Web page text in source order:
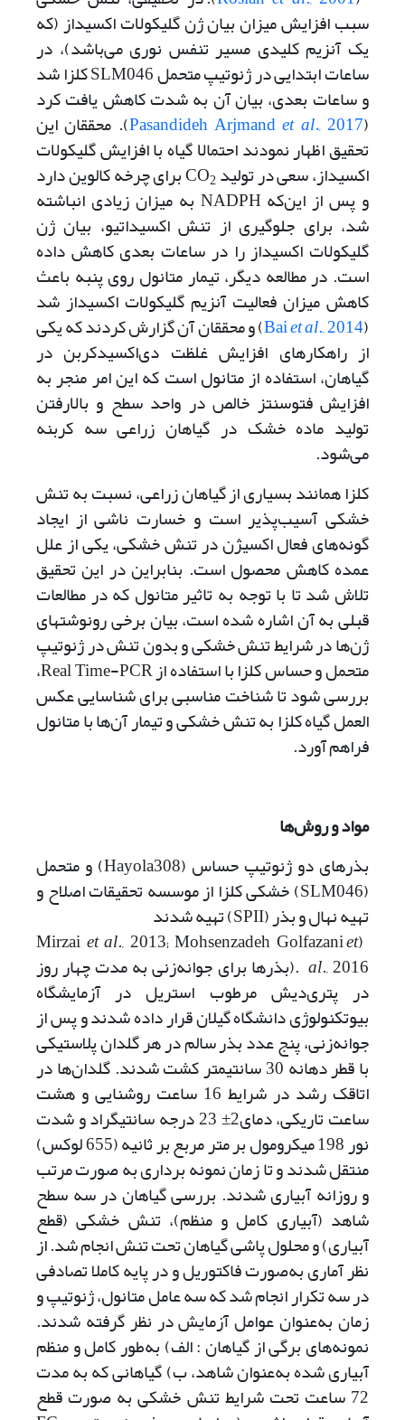
سبب افزایش میزان بیان ژن گلیکولات اکسیداز (که
یک آنزیم کلیدی مسیر تنفس نوری می‌باشد)، در
ساعات ابتدایی در ژنوتیپ متحمل SLM046 کلزا شد
و ساعات بعدی، بیان آن به شدت کاهش یافت کرد
(
Pasandideh Arjmandet al., 2017 ). محققان این
تحقیق اظهار نمودند احتمالا گیاه با افزایش گلیکولات
اکسیداز، سعی در تولید CO2 برای چرخه کالوین دارد
و پس از این‌که NADPH به میزان زیادی انباشته
شد، برای جلوگیری از تنش اکسیداتیو، بیان ژن
گلیکولات اکسیداز را در ساعات بعدی کاهش داده
است. در مطالعه دیگر، تیمار متانول روی پنبه باعث
کاهش میزان فعالیت آنزیم گلیکولات اکسیداز شد
(
Baiet al., 2014 ) و محققان آن گزارش کردند که یکی
از راهکارهای افزایش غلظت دی‌اکسیدکربن در
گیاهان، استفاده از متانول است که این امر منجر به
افزایش فتوسنتز خالص در واحد سطح و بالارفتن
تولید ماده‌ خشک در گیاهان زراعی سه کربنه
می‌شود.
کلزا همانند بسیاری از گیاهان زراعی، نسبت به تنش
خشکی آسیب‌پذیر است و خسارت ناشی از ایجاد
گونه‌های فعال اکسیژن در تنش خشکی، یکی از علل
عمده کاهش محصول است. بنابراین در این تحقیق
تلاش شد تا با توجه به تاثیر متانول که در مطالعات
قبلی به آن اشاره شده است، بیان برخی رونوشت­های
ژن‌ها در شرایط تنش خشکی و بدون تنش در ژنوتیپ
متحمل و حساس کلزا با استفاده از Real Time-PCR،
بررسی شود تا شناخت مناسبی برای شناسایی عکس
العمل گیاه کلزا به تنش خشکی و تیمار آن‌ها با متانول
فراهم آورد.
مواد و روش‌ها
بذرهای دو ژنوتیپ حساس (Hayola308) و متحمل
(SLM046) خشکی کلزا از موسسه تحقیقات اصلاح و
تهیه نهال و بذر (SPII) تهیه شدند
(Mirzai
et al., 2013; Mohsenzadeh Golfazaniet
al ., 2016 .(بذرها برای جوانه‌زنی به مدت چهار روز
در پتری‌دیش مرطوب استریل در آزمایشگاه
بیوتکنولوژی دانشگاه گیلان قرار داده شدند و پس از
جوانه‌زنی، پنج عدد بذر سالم در هر گلدان پلاستیکی
با قطر دهانه 30 سانتی­متر کشت شدند. گلدان‌ها در
اتاقک رشد در شرایط 16 ساعت روشنایی و هشت
ساعت تاریکی، دمای2± 23 درجه سانتی­گراد و شدت
نور 198 میکرومول بر متر مربع بر ثانیه (655 لوکس)
منتقل شدند و تا زمان نمونه برداری به صورت مرتب
و روزانه آبیاری شدند. بررسی گیاهان در سه سطح
شاهد (آبیاری کامل و منظم)، تنش خشکی (قطع
آبیاری) و محلول پاشی گیاهان تحت تنش انجام شد.از
نظر آماری به‌صورت فاکتوریل و در پایه کاملا تصادفی
در سه تکرار انجام شد که سه عامل متانول، ژنوتیپ و
زمان به‌عنوان عوامل آزمایش در نظر گرفته شدند.
نمونه‌های برگی از گیاهان : الف) به‌طور کامل و منظم
آبیاری شده به‌عنوان شاهد، ب) گیاهانی که به مدت
72 ساعت تحت شرایط تنش خشکی به صورت قطع